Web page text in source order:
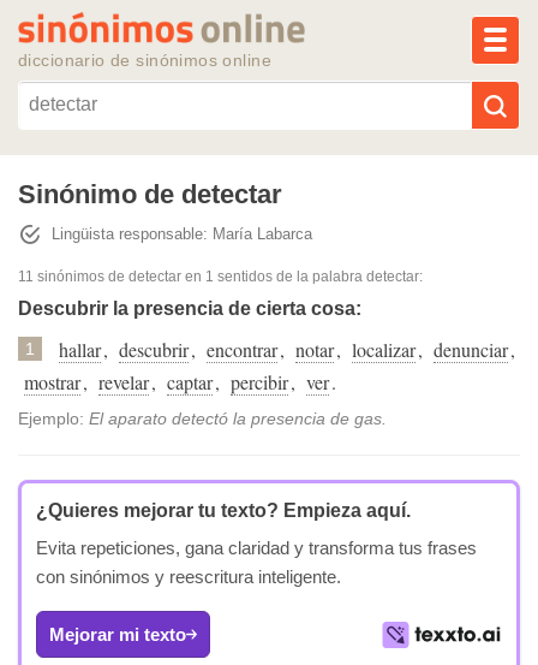
diccionario de sinónimos online
Reescribir texto con IA
Sinónimos populares
Temas populares
Temas recientes
Sinónimo de detectar
Lingüista responsable: María Labarca
11 sinónimos de detectar en 1 sentidos de la palabra detectar:
Descubrir la presencia de cierta cosa:
1 hallar, descubrir, encontrar, notar, localizar, denunciar,
mostrar, revelar, captar, percibir, ver.
Ejemplo: El aparato detectó la presencia de gas.
¿Quieres mejorar tu texto? Empieza aquí.
Evita repeticiones, gana claridad y transforma tus frases
con sinónimos y reescritura inteligente.
Mejorar mi texto